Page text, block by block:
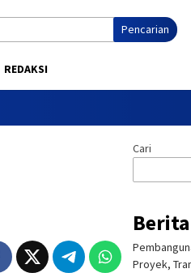
Pencarian
REDAKSI
Cari
Proyek,